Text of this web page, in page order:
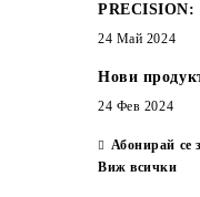
PRECISION:
24 Май 2024
Нови
24 Фев 2024
Абонирай се
Виж всички